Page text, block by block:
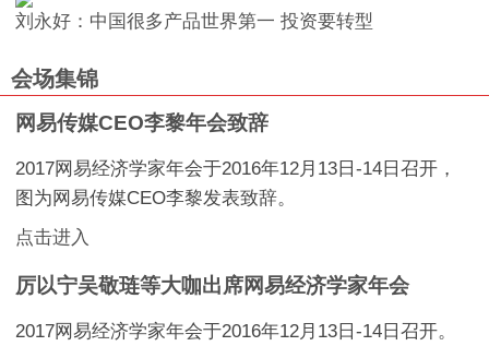
刘永好：中国很多产品世界第一 投资要转型
会场集锦
网易传媒CEO李黎年会致辞
2017网易经济学家年会于2016年12月13日-14日召开，
图为网易传媒CEO李黎发表致辞。
点击进入
厉以宁吴敬琏等大咖出席网易经济学家年会
2017网易经济学家年会于2016年12月13日-14日召开。